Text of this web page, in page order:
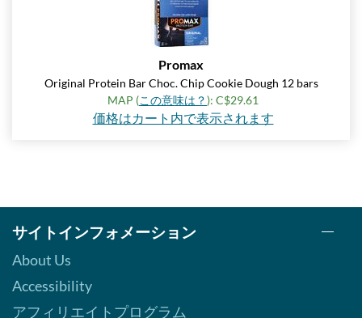
ディスカウント％ 63%
Peanut Butter Cup USE BY
10/26 12 bars
販売価格: C$18.75
Reese's Peanut Butter
Lovers 12 bars
Promax
Original Protein Bar Choc. Chip Cookie Dough 12 bars
MAP (この意味は？): C$29.61
価格はカート内で表示されます
サイトインフォメーション
About Us
Accessibility
アフィリエイトプログラム